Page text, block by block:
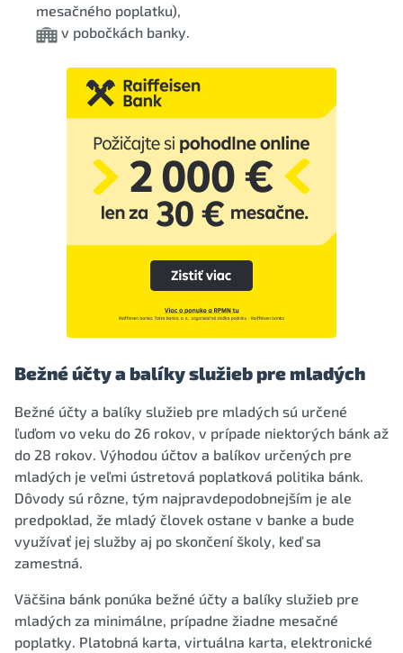
mesačného poplatku),
v pobočkách banky.
Bežné účty a balíky služieb pre mladých
Bežné účty a balíky služieb pre mladých sú určené
ľuďom vo veku do 26 rokov, v prípade niektorých bánk až
do 28 rokov. Výhodou účtov a balíkov určených pre
mladých je veľmi ústretová poplatková politika bánk.
Dôvody sú rôzne, tým najpravdepodobnejším je ale
predpoklad, že mladý človek ostane v banke a bude
využívať jej služby aj po skončení školy, keď sa
zamestná.
Väčšina bánk ponúka bežné účty a balíky služieb pre
mladých za minimálne, prípadne žiadne mesačné
poplatky. Platobná karta, virtuálna karta, elektronické